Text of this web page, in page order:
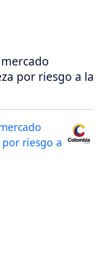
por riesgo a la